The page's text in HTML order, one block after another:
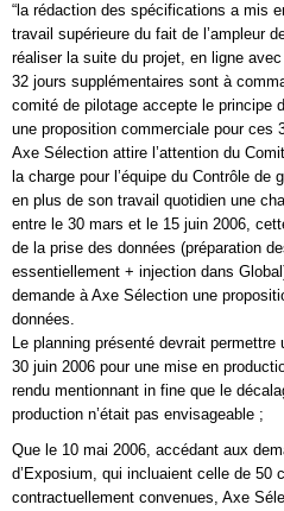
“la rédaction des spécifications a mis
travail supérieure du fait de l’ampleur
réaliser la suite du projet, en ligne
32 jours supplémentaires sont à
comité de pilotage accepte le principe
une proposition commerciale pour ces
Axe Sélection attire l’attention du
la charge pour l’équipe du Contrôle de
en plus de son travail quotidien une
entre le 30 mars et le 15 juin 2006,
de la prise des données (préparation
essentiellement + injection dans
demande à Axe Sélection une
données.
Le planning présenté devrait
30 juin 2006 pour une mise en
rendu mentionnant in fine que le
production n’était pas envisageable ;
Que le 10 mai 2006, accédant aux
d’Exposium, qui incluaient celle de 50
contractuellement convenues, Axe